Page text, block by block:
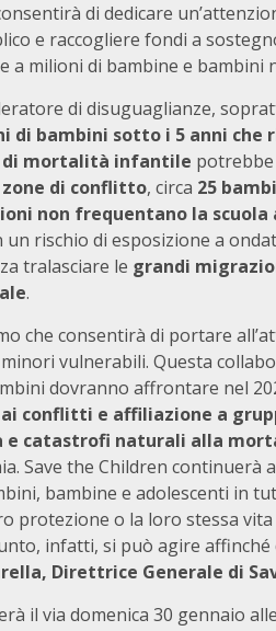
di dedicare
e raccogliere fondi a
a milioni di bambine e bambini
di disuguaglianze,
di bambini sotto i 5 anni che
di mortalità infantile
di conflitto, circa 25
non frequentano la scuola
un rischio di esposizione a
tralasciare le grandi
.
che consentirà di portare
vulnerabili. Questa
dovranno affrontare nel
conflitti e affiliazione a
e catastrofi naturali alla
Save the Children continuerà
bambine e adolescenti in
o la loro stessa vita
infatti, si può agire
Direttrice Generale di
il via domenica 30 gennaio